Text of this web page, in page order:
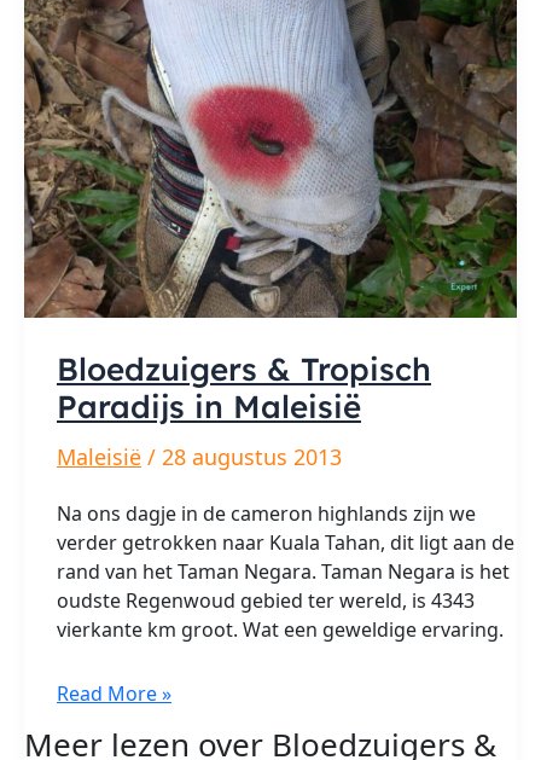
Bloedzuigers & Tropisch
Paradijs in Maleisië
Maleisië / 28 augustus 2013
Na ons dagje in de cameron highlands zijn we
verder getrokken naar Kuala Tahan, dit ligt aan de
rand van het Taman Negara. Taman Negara is het
oudste Regenwoud gebied ter wereld, is 4343
vierkante km groot. Wat een geweldige ervaring.
Bloedzuigers
Tropisch
Read More »
Meer lezen over Bloedzuigers &